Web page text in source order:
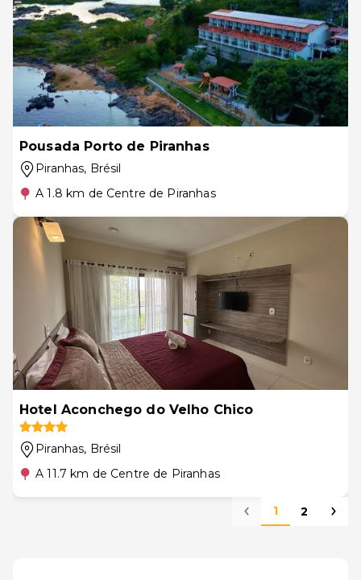
Pousada Porto de Piranhas
Piranhas, Brésil
A 1.8 km de Centre de Piranhas
Hotel Aconchego do Velho Chico
Piranhas, Brésil
A 11.7 km de Centre de Piranhas
1 2